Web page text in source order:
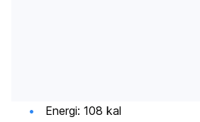
Energi: 108 kal